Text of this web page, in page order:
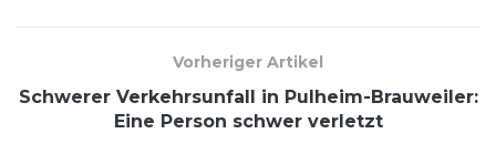
Vorheriger Artikel
Schwerer Verkehrsunfall in Pulheim-Brauweiler:
Eine Person schwer verletzt